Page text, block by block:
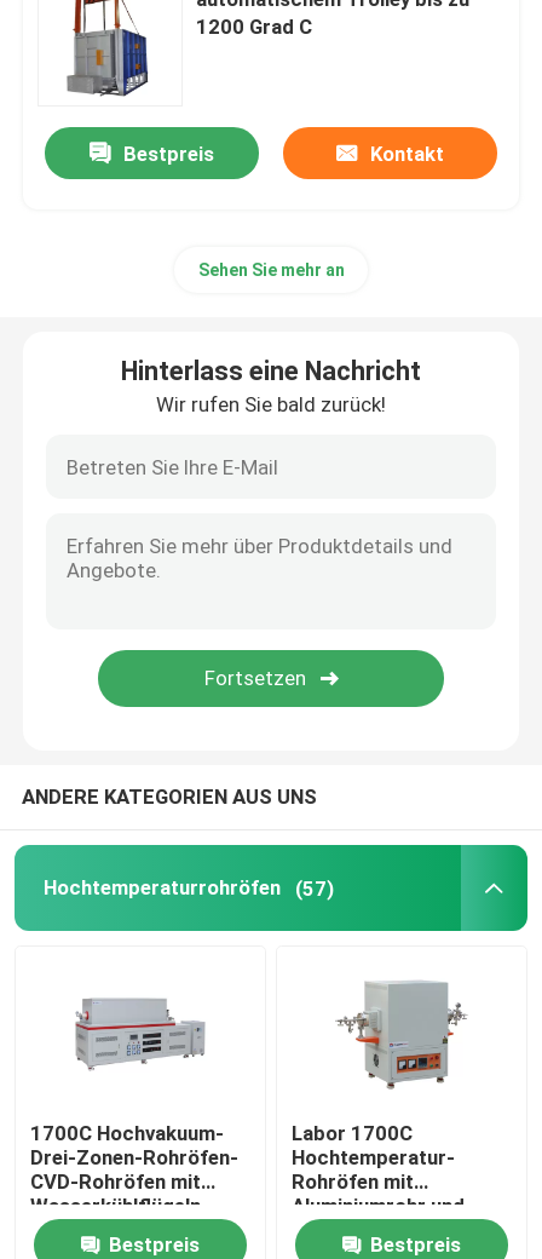
Industrielle Kammeröfen
Regulierter Atmosphären-Ofen
Hebeofen
1200 Grad C
Bestpreis Kontakt
Sehen Sie mehr an
Hinterlass eine Nachricht
Wir rufen Sie bald zurück!
ANDERE KATEGORIEN AUS UNS
Hochtemperaturrohröfen (57)
1700C Hochvakuum-
Drei-Zonen-Rohröfen-
CVD-Rohröfen mit
Wasserkühlflügeln
Bestpreis
Labor 1700C
Hochtemperatur-
Rohröfen mit
Aluminiumrohr und
Dichtungsflansche
Bestpreis